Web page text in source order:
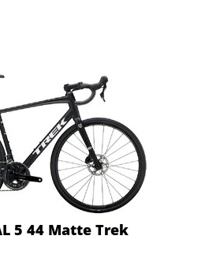
5 44 Matte Trek